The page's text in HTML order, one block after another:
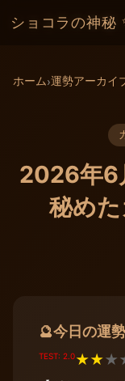
ショコラの神秘
ホーム›運勢アーカイ
2026年6
秘め
🔮今日の運勢
TEST: 2.0★★★